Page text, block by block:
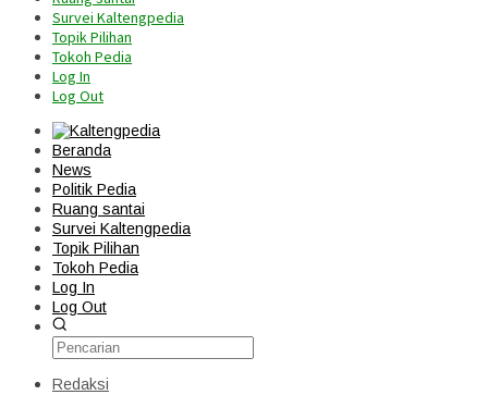
Survei Kaltengpedia
Topik Pilihan
Tokoh Pedia
Log In
Log Out
Beranda
News
Politik Pedia
Ruang santai
Survei Kaltengpedia
Topik Pilihan
Tokoh Pedia
Log In
Log Out
Redaksi